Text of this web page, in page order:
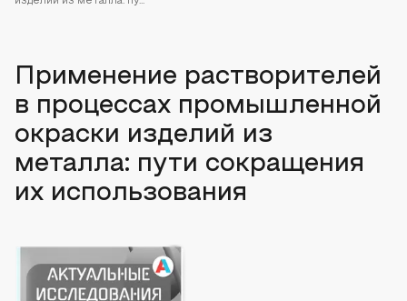
Применение растворителей
в процессах промышленной
окраски изделий из
металла: пути сокращения
их использования